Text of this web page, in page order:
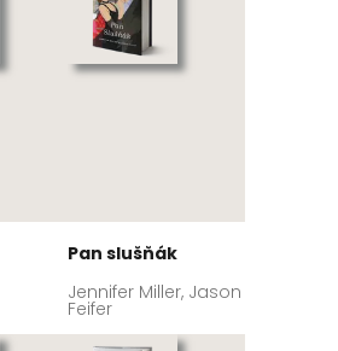
Pan slušňák
Jennifer Miller, Jason
Feifer